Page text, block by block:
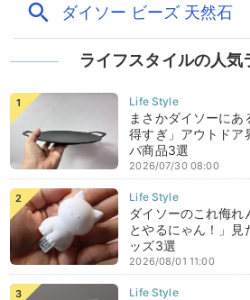
ライフスタイルの人気
まさかダイソーに
得すぎ」アウトドア
パ商品3選
2026/07/30 08:00
ダイソーのこれ侮
とやるにゃん！」
ッズ3選
2026/08/01 11:00